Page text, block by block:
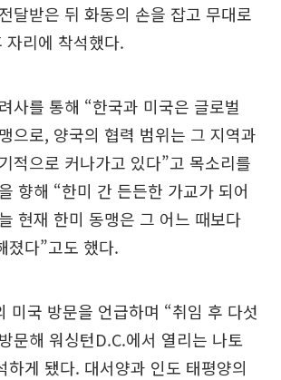
달받은 뒤 화동의 손을 잡고 무대로
자리에 착석했다.
사를 통해 “한국과 미국은 글로벌
으로, 양국의 협력 범위는 그 지역과
적으로 커나가고 있다”고 목소리를
향해 “한미 간 든든한 가교가 되어
현재 한미 동맹은 그 어느 때보다
졌다”고도 했다.
미국 방문을 언급하며 “취임 후 다섯
문해 워싱턴D.C.에서 열리는 나토
하게 됐다. 대서양과 인도 태평양의